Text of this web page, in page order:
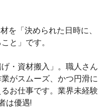
を「決められた日時に、
と」です。
・資材搬入」。職人さん
がスムーズ、かつ円滑に
お仕事です。業界未経験
は優遇!